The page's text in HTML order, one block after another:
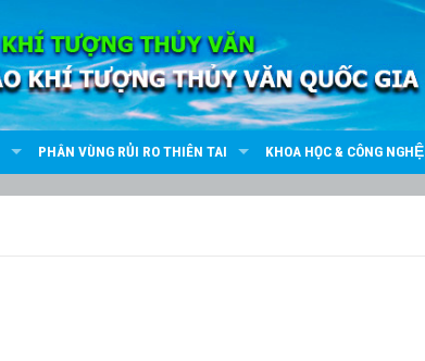
PHÂN VÙNG RỦI RO THIÊN TAI KHOA HỌC & CÔNG NGHỆ